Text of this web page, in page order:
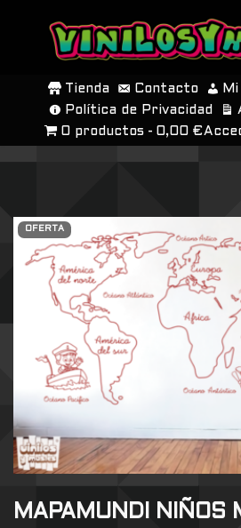
SALTAR
CONTENIDO
Tienda Contacto
Política de Privacidad
0 productos
0,00 €
OFERTA
MAPAMUNDI NIÑOS